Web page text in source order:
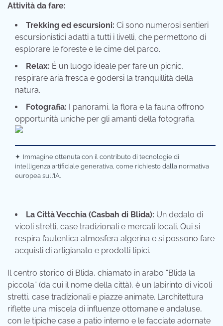
Attività da fare:
Trekking ed escursioni: Ci sono numerosi sentieri
escursionistici adatti a tutti i livelli, che permettono di
esplorare le foreste e le cime del parco.
Relax: È un luogo ideale per fare un picnic,
respirare aria fresca e godersi la tranquillità della
natura.
Fotografia: I panorami, la flora e la fauna offrono
opportunità uniche per gli amanti della fotografia.
✦ Immagine ottenuta con il contributo di tecnologie di
intelligenza artificiale generativa, come richiesto dalla normativa
europea sull’IA.
La Città Vecchia (Casbah di Blida): Un dedalo di
vicoli stretti, case tradizionali e mercati locali. Qui si
respira l’autentica atmosfera algerina e si possono fare
acquisti di artigianato e prodotti tipici.
Il centro storico di Blida, chiamato in arabo “Blida la
piccola” (da cui il nome della città), è un labirinto di vicoli
stretti, case tradizionali e piazze animate. L’architettura
riflette una miscela di influenze ottomane e andaluse,
con le tipiche case a patio interno e le facciate adornate